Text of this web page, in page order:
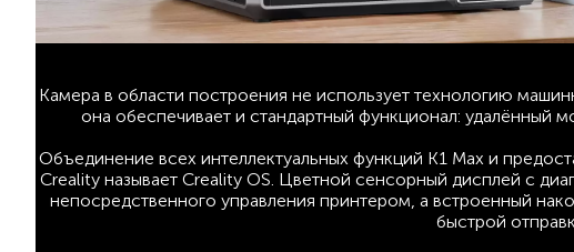
Камера в области построения не использует технологию
она обеспечивает и стандартный функционал: удалённый
Объединение всех интеллектуальных функций K1 Max и
Creality называет Creality OS. Цветной сенсорный дисплей с
непосредственного управления принтером, а встроенный
быстрой